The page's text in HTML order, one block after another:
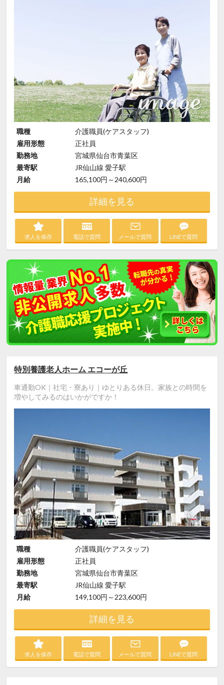
職種
介護職員(ケアスタッフ)
雇用形態
正社員
勤務地
宮城県仙台市青葉区
最寄駅
JR仙山線 愛子駅
月給
165,100円～240,600円
詳細を見る
求人を保存 電話で質問 メールで質問 LINEで質問
特別養護老人ホーム エコーが丘
車通勤OK｜社宅・寮あり｜ゆとりある休日。家族との時間を
増やしてみるのはいかがですか！
職種
介護職員(ケアスタッフ)
雇用形態
正社員
勤務地
宮城県仙台市青葉区
最寄駅
JR仙山線 愛子駅
月給
149,100円～223,600円
詳細を見る
求人を保存 電話で質問 メールで質問 LINEで質問